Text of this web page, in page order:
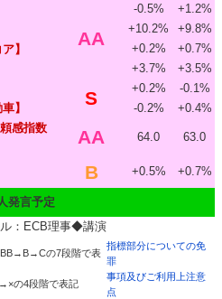
AA
-0.5%
+1.2%
+10.2%
+9.8%
】
+0.2%
+0.7%
+3.7%
+3.5%
S +0.2%
-0.1%
】 -0.2% +0.4%
感指数
AA 64.0 63.0
B +0.5% +0.7%
発言予定
ル：ECB理事◆講演
の7段階で表
の4段階で表記
指標部分についての免
罪
事項及びご利用上注意
点